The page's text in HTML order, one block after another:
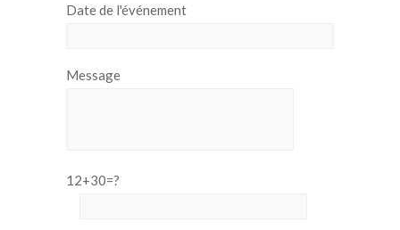
Date de l'événement
Message
12+30=?